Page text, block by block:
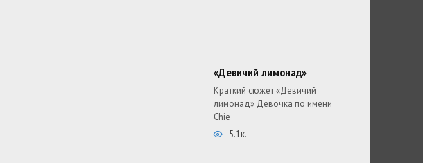
«Девичий лимонад»
Краткий сюжет «Девичий
лимонад» Девочка по имени
Chie
5.1к.